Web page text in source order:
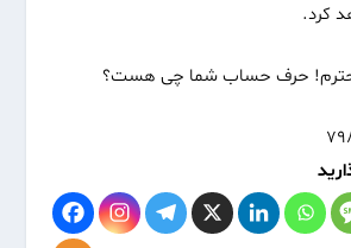
کرد.
محترم! حرف حساب شما چی هست؟